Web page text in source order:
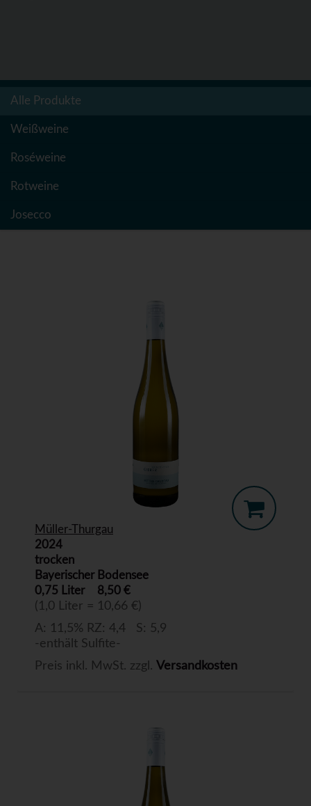
Alle Produkte
Weißweine
Roséweine
Rotweine
Josecco
Müller-Thurgau
2024
trocken
Bayerischer Bodensee
0,75 Liter
8,50 €
(1,0 Liter = 10,66 €)
A: 11,5% RZ: 4,4 S: 5,9
-enthält Sulfite-
Preis inkl. MwSt. zzgl. Versandkosten